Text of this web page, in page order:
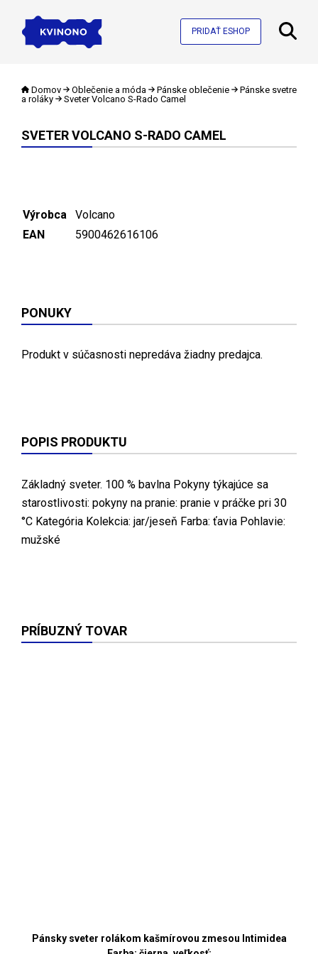
PRIDAŤ ESHOP
Domov Oblečenie a móda Pánske oblečenie
Pánske svetre
a roláky
Sveter Volcano S-Rado Camel
SVETER VOLCANO S-RADO CAMEL
Výrobca
Volcano
EAN
5900462616106
PONUKY
Produkt v súčasnosti nepredáva žiadny predajca.
POPIS PRODUKTU
Základný sveter. 100 % bavlna Pokyny týkajúce sa
starostlivosti: pokyny na pranie: pranie v práčke pri 30
°C Kategória Kolekcia: jar/jeseň Farba: ťavia Pohlavie:
mužské
PRÍBUZNÝ TOVAR
Pánsky sveter rolákom kašmírovou zmesou Intimidea